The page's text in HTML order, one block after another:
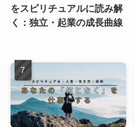
をスピリチュアルに読み解
く：独立・起業の成長曲線